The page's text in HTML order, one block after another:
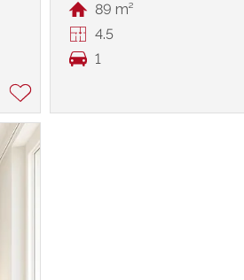
89 m²
4.5
1